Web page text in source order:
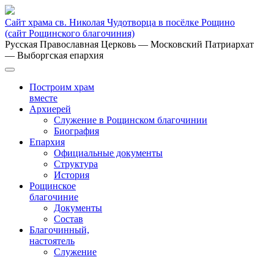
Сайт храма св. Николая Чудотворца в посёлке Рощино
(сайт Рощинского благочиния)
Русская Православная Церковь — Московский Патриархат
— Выборгская епархия
Построим храм
вместе
Архиерей
Служение в Рощинском благочинии
Биография
Епархия
Официальные документы
Структура
История
Рощинское
благочиние
Документы
Состав
Благочинный,
настоятель
Служение